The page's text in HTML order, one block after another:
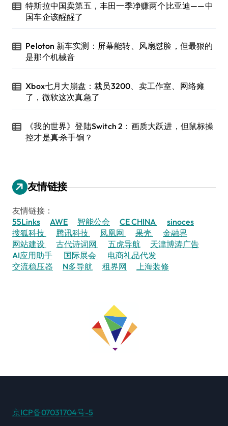
特斯拉中国卖第五，丰田一季净赚两个比亚迪——中
国车企该醒醒了
Peloton 新车实测：屏幕能转、风扇怼脸，但最狠的
是那个机械音
Xbox七月大崩盘：裁员3200、卖工作室、网络瘫
了，微软这次真急了
《我的世界》登陆Switch 2：画质大跃进，但鼠标操
控才是真·杀手锏？
友情链接
友情链接：
55Links
AWE 智能公会 CE CHINA
sinoces
搜狐科技
腾讯科技 凤凰网 果壳
金融界
网站建设
古代诗词网 五虎导航
天津博涛广告
AI应用助手
国际展会
电商礼品代发
交流稳压器
N多导航 租界网 上海装修
京ICP备07031704号-5